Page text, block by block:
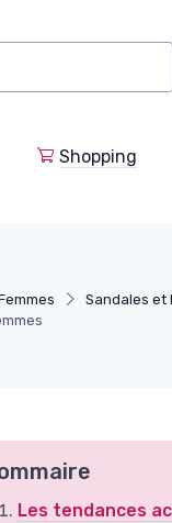
Shopping
Sandales et
Les tendances